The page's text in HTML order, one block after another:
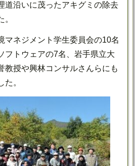
道沿いに茂ったアキグミの除去
。
マネジメント学生委員会の10名
フトウェアの7名、岩手県立大
教授や興林コンサルさんらにも
た。